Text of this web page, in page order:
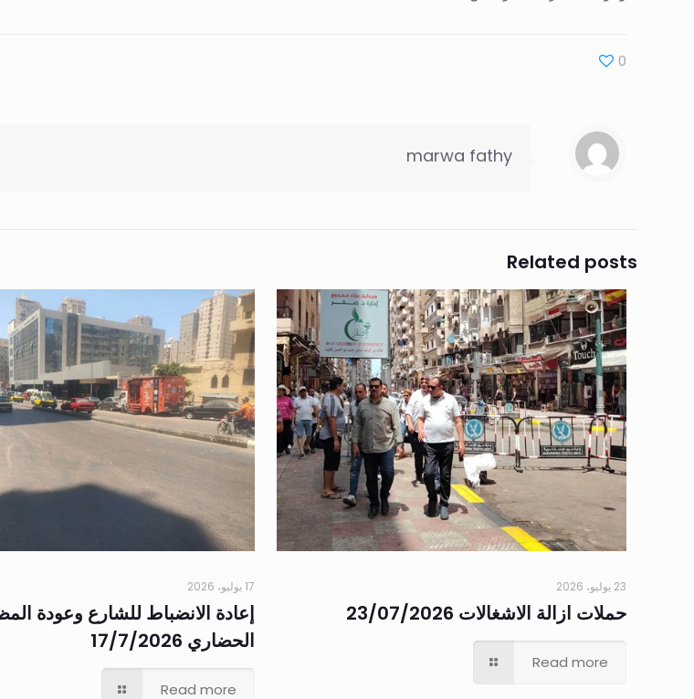
0
marwa fathy
Related posts
23 يوليو، 2026
حملات ازالة الاشغالات 23/07/2026
Read more
17 يوليو، 2026
إعادة الانضباط للشارع وعودة
الحضاري 17/7/2026
Read more